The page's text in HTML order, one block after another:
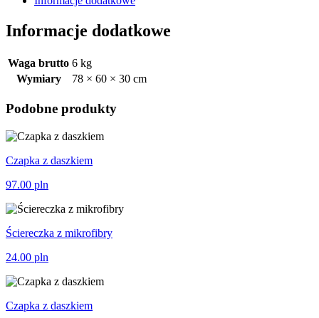
Informacje dodatkowe
Waga brutto 6 kg
Wymiary
78 × 60 × 30 cm
Podobne produkty
Czapka z daszkiem
97.00 pln
Ściereczka z mikrofibry
24.00 pln
Czapka z daszkiem